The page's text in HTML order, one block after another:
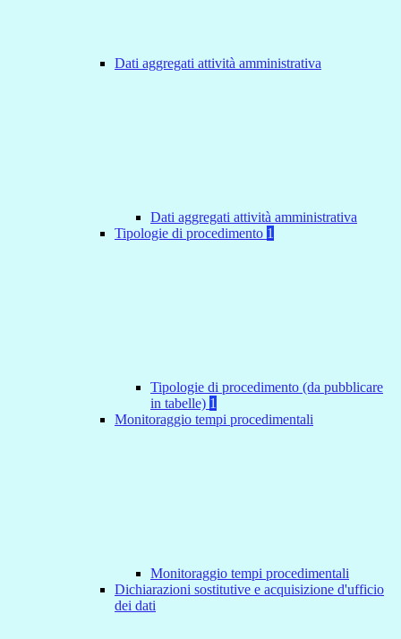
Dati aggregati attività amministrativa
Dati aggregati attività amministrativa
Tipologie di procedimento 1
Tipologie di procedimento (da pubblicare
in tabelle) 1
Monitoraggio tempi procedimentali
Monitoraggio tempi procedimentali
Dichiarazioni sostitutive e acquisizione d'ufficio
dei dati